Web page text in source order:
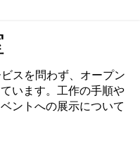
スを問わず、オープン
います。工作の手順や
ントへの展示について